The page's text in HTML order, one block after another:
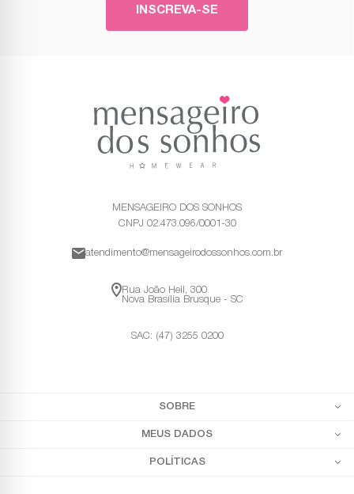
INSCREVA-SE
MENSAGEIRO DOS SONHOS
CNPJ 02.473.096/0001-30
atendimento@mensageirodossonhos.com.br
Rua João Heil, 300
Nova Brasília Brusque - SC
SAC: (47) 3255 0200
SOBRE
MEUS DADOS
POLÍTICAS